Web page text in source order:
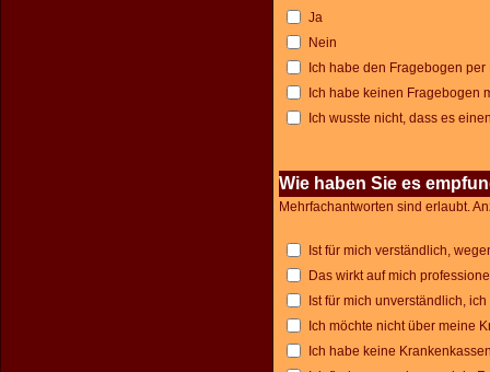
Ja
Nein
Ich habe den Fragebogen
Ich habe keinen Fragebogen
Ich wusste nicht, dass es
Wie haben Sie es
Mehrfachantworten sind erlaubt.
Ist für mich verständlich,
Das wirkt auf mich
Ist für mich unverständlich,
Ich möchte nicht über meine
Ich habe keine